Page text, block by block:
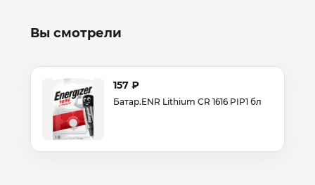
Вы смотрели
157 ₽
Батар.ENR Lithium CR 1616 PIP1 бл